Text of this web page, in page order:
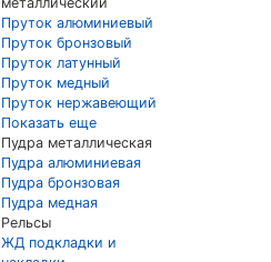
Пруток алюминиевый
Пруток бронзовый
Пруток латунный
Пруток медный
Пруток нержавеющий
Показать еще
Пудра металлическая
Пудра алюминиевая
Пудра бронзовая
Пудра медная
Рельсы
ЖД подкладки и